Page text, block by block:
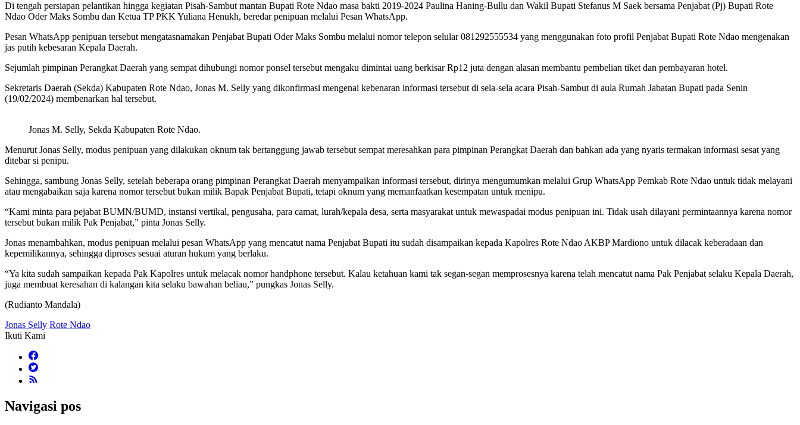
Di tengah persiapan pelantikan hingga kegiatan Pisah-Sambut mantan Bupati Rote Ndao masa bakti 2019-2024 Paulina Haning-Bullu dan Wakil Bupati Stefanus M Saek bersama Penjabat (Pj) Bupati Rote
Ndao Oder Maks Sombu dan Ketua TP PKK Yuliana Henukh, beredar penipuan melalui Pesan WhatsApp.
Pesan WhatsApp penipuan tersebut mengatasnamakan Penjabat Bupati Oder Maks Sombu melalui nomor telepon selular 081292555534 yang menggunakan foto profil Penjabat Bupati Rote Ndao mengenakan
jas putih kebesaran Kepala Daerah.
Sejumlah pimpinan Perangkat Daerah yang sempat dihubungi nomor ponsel tersebut mengaku dimintai uang berkisar Rp12 juta dengan alasan membantu pembelian tiket dan pembayaran hotel.
Sekretaris Daerah (Sekda) Kabupaten Rote Ndao, Jonas M. Selly yang dikonfirmasi mengenai kebenaran informasi tersebut di sela-sela acara Pisah-Sambut di aula Rumah Jabatan Bupati pada Senin
(19/02/2024) membenarkan hal tersebut.
Jonas M. Selly, Sekda Kabupaten Rote Ndao.
Menurut Jonas Selly, modus penipuan yang dilakukan oknum tak bertanggung jawab tersebut sempat meresahkan para pimpinan Perangkat Daerah dan bahkan ada yang nyaris termakan informasi sesat yang
ditebar si penipu.
Sehingga, sambung Jonas Selly, setelah beberapa orang pimpinan Perangkat Daerah menyampaikan informasi tersebut, dirinya mengumumkan melalui Grup WhatsApp Pemkab Rote Ndao untuk tidak melayani
atau mengabaikan saja karena nomor tersebut bukan milik Bapak Penjabat Bupati, tetapi oknum yang memanfaatkan kesempatan untuk menipu.
“Kami minta para pejabat BUMN/BUMD, instansi vertikal, pengusaha, para camat, lurah/kepala desa, serta masyarakat untuk mewaspadai modus penipuan ini. Tidak usah dilayani permintaannya karena nomor
tersebut bukan milik Pak Penjabat,” pinta Jonas Selly.
Jonas menambahkan, modus penipuan melalui pesan WhatsApp yang mencatut nama Penjabat Bupati itu sudah disampaikan kepada Kapolres Rote Ndao AKBP Mardiono untuk dilacak keberadaan dan
kepemilikannya, sehingga diproses sesuai aturan hukum yang berlaku.
“Ya kita sudah sampaikan kepada Pak Kapolres untuk melacak nomor handphone tersebut. Kalau ketahuan kami tak segan-segan memprosesnya karena telah mencatut nama Pak Penjabat selaku Kepala Daerah,
juga membuat keresahan di kalangan kita selaku bawahan beliau,” pungkas Jonas Selly.
(Rudianto Mandala)
Jonas Selly Rote Ndao
Ikuti Kami
Navigasi pos